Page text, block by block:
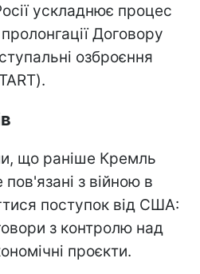
ускладнює процес
Договору
озброєння
що раніше Кремль
з війною в
поступок від США:
з контролю над
проєкти.